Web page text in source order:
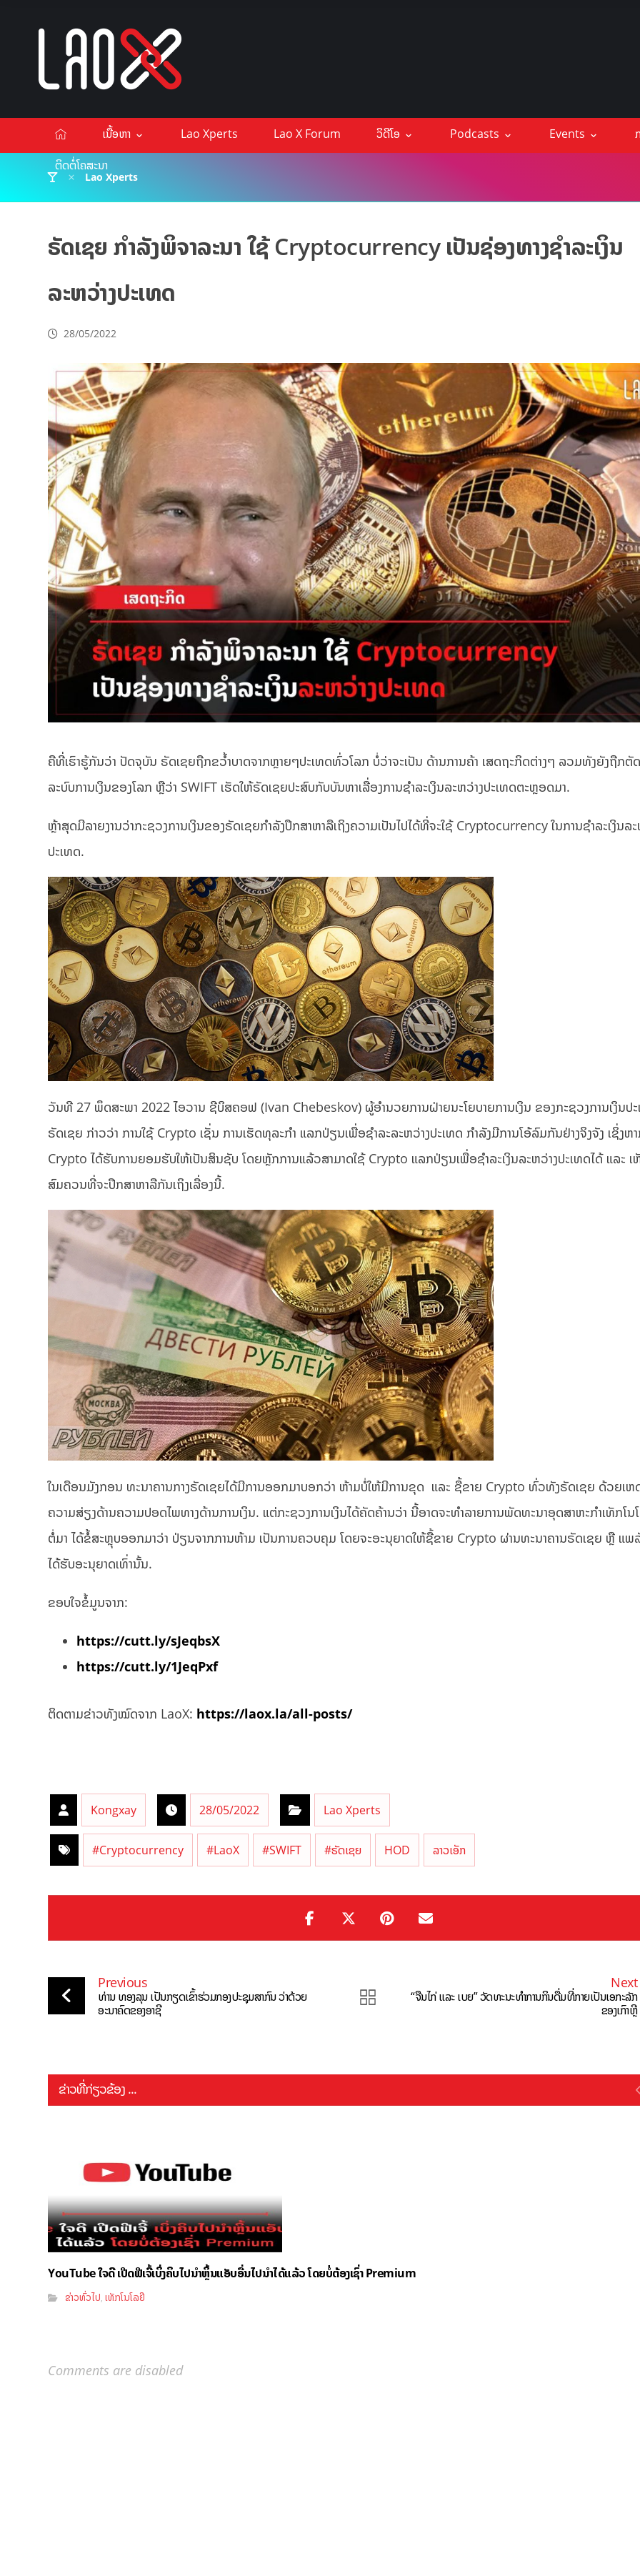
ເນື້ອຫາ Lao Xperts Lao X Forum ວິດີໂອ Podcasts Events
ຕິດຕໍ່ໂຄສະນາ
Lao Xperts
ຣັດເຊຍ ກຳລັງພິຈາລະນາ ໃຊ້ Cryptocurrency ເປັນຊ່ອງທາງຊຳລະເງິນ
ລະຫວ່າງປະເທດ
28/05/2022
ຄືທີ່ເຮົາຮູ້ກັນວ່າ ປັດຈຸບັນ ຣັດເຊຍຖືກຂວໍ້າບາດຈາກຫຼາຍໆປະເທດທົ່ວໂລກ ບໍ່ວ່າຈະເປັນ ດ້ານການຄ້າ ເສດຖະກິດຕ່າງໆ ລວມທັງຍັງຖືກຕັ
ລະບົບການເງິນຂອງໂລກ ຫຼືວ່າ SWIFT ເຮັດໃຫ້ຣັດເຊຍປະສົບກັບບັນຫາເລື່ອງການຊຳລະເງິນລະຫວ່າງປະເທດຕະຫຼອດມາ.
ຫຼ້າສຸດມີລາຍງານວ່າກະຊວງການເງິນຂອງຣັດເຊຍກຳລັງປຶກສາຫາລືເຖິງຄວາມເປັນໄປໄດ້ທີ່ຈະໃຊ້ Cryptocurrency ໃນການຊຳລະເງິນລະ
ປະເທດ.
ວັນທີ 27 ພຶດສະພາ 2022 ໄອວານ ຊີບິສຄອຟ (Ivan Chebeskov) ຜູ້ອຳນວຍການຝ່າຍນະໂຍບາຍການເງິນ ຂອງກະຊວງການເງິນປ
ຣັດເຊຍ ກ່າວວ່າ ການໃຊ້ Crypto ເຊັ່ນ ການເຮັດທຸລະກຳ ແລກປ່ຽນເພື່ອຊຳລະລະຫວ່າງປະເທດ ກຳລັງມີການໂອ້ລົມກັນຢ່າງຈິງຈັງ ເຊິ່ງຫ
Crypto ໄດ້ຮັບການຍອມຮັບໃຫ້ເປັນສິນຊັບ ໂດຍຫຼັກການແລ້ວສາມາດໃຊ້ Crypto ແລກປ່ຽນເພື່ອຊຳລະເງິນລະຫວ່າງປະເທດໄດ້ ແລະ ເ
ສົມຄວນທີ່ຈະປຶກສາຫາລືກັນເຖິງເລື່ອງນີ້.
ໃນເດືອນມັງກອນ ທະນາຄານກາງຣັດເຊຍໄດ້ມີການອອກມາບອກວ່າ ຫ້າມບໍ່ໃຫ້ມີການຂຸດ ແລະ ຊື້ຂາຍ Crypto ທົ່ວທັງຣັດເຊຍ ດ້ວຍເ
ຄວາມສ່ຽງດ້ານຄວາມປອດໄພທາງດ້ານການເງິນ. ​ແຕ່​ກະຊວງ​ການ​ເງິນ​ໄດ້ຄັດຄ້ານ​ວ່າ ນີ້ອາດ​ຈະ​ທຳລາຍ​ການ​ພັດທະນາ​ອຸດສາຫະກຳ​ເທັກ​ໂນ​
ຕໍ່ມາ ໄດ້ຂໍ້ສະຫຼຸບອອກມາວ່າ ປ່ຽນຈາກການຫ້າມ ເປັນການຄວບຄຸມ ໂດຍຈະອະນຸຍາດໃຫ້ຊື້ຂາຍ Crypto ຜ່ານທະນາຄານຣັດເຊຍ ຫຼື ແ
ໄດ້ຮັບອະນຸຍາດເທົ່ານັ້ນ.
ຂອບໃຈຂໍ້ມູນຈາກ:
https://cutt.ly/sJeqbsX
https://cutt.ly/1JeqPxf
ຕິດຕາມຂ່າວທັງໝົດຈາກ LaoX: https://laox.la/all-posts/
Kongxay 28/05/2022 Lao Xperts
#Cryptocurrency #LaoX #SWIFT #ຣັດເຊຍ HOD ລາວເອັກ
Previous
ທ່ານ ທອງລຸນ ເປັນກຽດເຂົ້າຮ່ວມກອງປະຊຸມສາກົນ ວ່າດ້ວຍ
ອະນາຄົດຂອງອາຊີ
Next
“ຈືນໄກ່ ແລະ ເບຍ” ວັດທະນະທຳການກິນດື່ມທີ່ກາຍເປັນເອກະລັກ
ຂອງເກົາຫຼີ
ຂ່າວທີ່ກ່ຽວຂ້ອງ ...
YouTube ໃຈດີ ເປີດຟີເຈີ້ເບິ່ງຄິບໄປນຳຫຼິ້ນແອັບອື່ນໄປນຳໄດ້ແລ້ວ ໂດຍບໍ່ຕ້ອງເຊົ່າ Premium
ຂ່າວທົ່ວໄປ,ເທັກໂນໂລຢີ
Comments are disabled